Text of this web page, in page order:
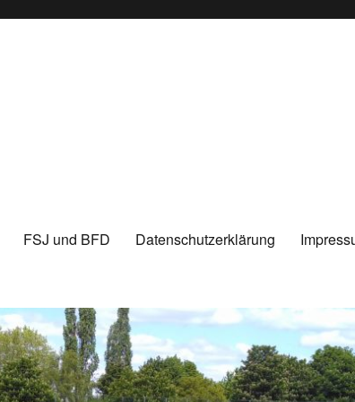
FSJ und BFD Datenschutzerklärung